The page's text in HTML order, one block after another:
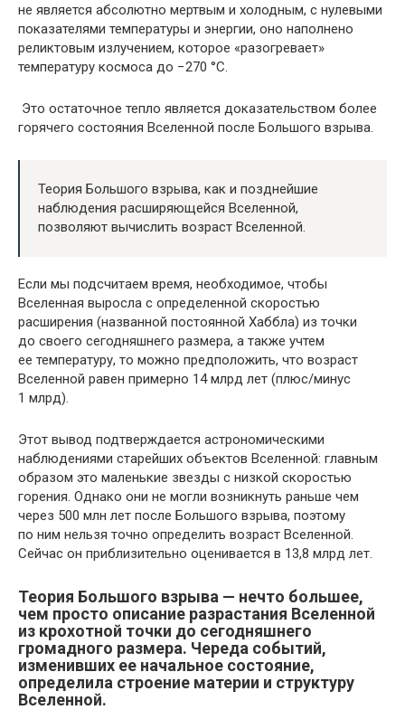
не является абсолютно мертвым и холодным, с нулевыми
показателями температуры и энергии, оно наполнено
реликтовым излучением, которое «разогревает»
температуру космоса до −270 °C.
Это остаточное тепло является доказательством более
горячего состояния Вселенной после Большого взрыва.
Теория Большого взрыва, как и позднейшие
наблюдения расширяющейся Вселенной,
позволяют вычислить возраст Вселенной.
Если мы подсчитаем время, необходимое, чтобы
Вселенная выросла с определенной скоростью
расширения (названной постоянной Хаббла) из точки
до своего сегодняшнего размера, а также учтем
ее температуру, то можно предположить, что возраст
Вселенной равен примерно 14 млрд лет (плюс/минус
1 млрд).
Этот вывод подтверждается астрономическими
наблюдениями старейших объектов Вселенной: главным
образом это маленькие звезды с низкой скоростью
горения. Однако они не могли возникнуть раньше чем
через 500 млн лет после Большого взрыва, поэтому
по ним нельзя точно определить возраст Вселенной.
Сейчас он приблизительно оценивается в 13,8 млрд лет.
Теория Большого взрыва — нечто большее,
чем просто описание разрастания Вселенной
из крохотной точки до сегодняшнего
громадного размера. Череда событий,
изменивших ее начальное состояние,
определила строение материи и структуру
Вселенной.